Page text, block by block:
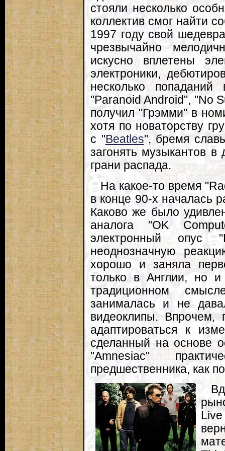
стояли несколько
коллектив смог найти
1997 году свой
чрезвычайно
искусно вплетены
электроники,
несколько
"Paranoid Android", "No
получил "Грэмми" в
хотя по новаторству
с "Beatles", бремя
загонять музыкантов в
грани распада.
На какое-то время
в конце 90-х началась
Каково же было
аналога "OK
электронный опус
неоднозначную
хорошо и заняла
только в Англии, но
традиционном
занималась и не
видеоклипы. Впрочем,
адаптироваться к
сделанный на основе
"Amnesiac"
предшественника, как